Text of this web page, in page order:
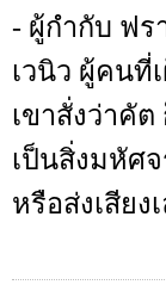
- ผู้กำกับ ฟร
เวนิว ผู้คนที่
เขาสั่งว่าคั
เป็นสิ่งมหัศ
หรือส่งเสียง